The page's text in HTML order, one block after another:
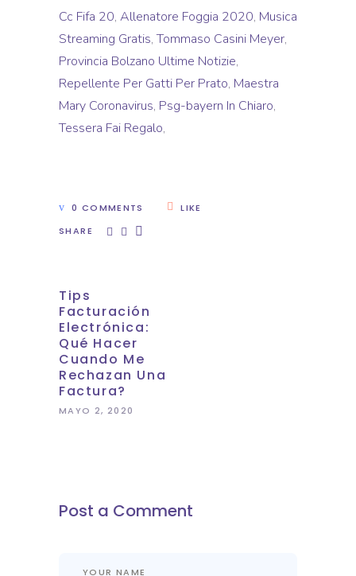
Cc Fifa 20, Allenatore Foggia 2020, Musica
Streaming Gratis,Tommaso Casini Meyer,
Provincia Bolzano Ultime Notizie,
Repellente Per Gatti Per Prato, Maestra
Mary Coronavirus, Psg-bayern In Chiaro,
Tessera Fai Regalo,
0 COMMENTS
LIKE
SHARE
Tips
Facturación
Electrónica:
Qué Hacer
Cuando Me
Rechazan Una
Factura?
MAYO 2, 2020
Post a Comment